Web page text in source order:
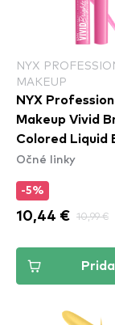
NYX
MAKEUP
NYX
Makeup Vivid
Colored Liquid
- Don't Pink
Očné linky
-5%
10,44 € 10,99 €